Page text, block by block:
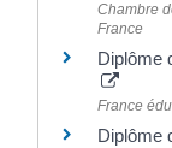
Chambre
France
Diplôme
France
Diplôme